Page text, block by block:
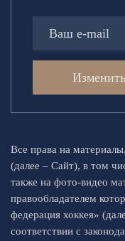
Изменить
Все права на
(далее – Сайт), в том
также на фото-видео
правообладателем
федерация хоккея»
соответствии с